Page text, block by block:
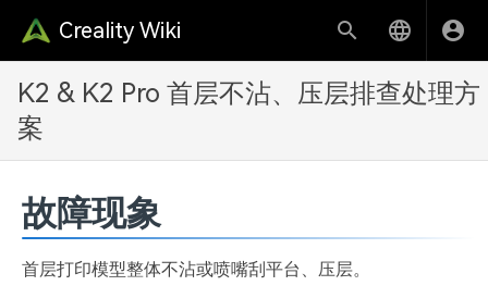
Creality Wiki
K2 & K2 Pro 首层不沾、压层排查处理方
案
故障现象
首层打印模型整体不沾或喷嘴刮平台、压层。